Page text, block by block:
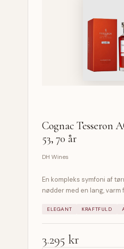
Cognac Tesseron
53, 70 år
DH Wines
En kompleks symfoni af
nødder med en lang, varm
ELEGANT KRAFTFULD
3.295 kr